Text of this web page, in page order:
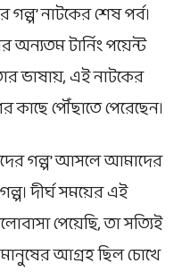
গল্প’ নাটকের শেষ পর্ব।
অন্যতম টার্নিং পয়েন্ট
ভাষায়, এই নাটকের
কাছে পৌঁছাতে পেরেছেন।
গল্প’ আসলে আমাদের
দীর্ঘ সময়ের এই
পেয়েছি, তা সত্যিই
মানুষের আগ্রহ ছিল চোখে